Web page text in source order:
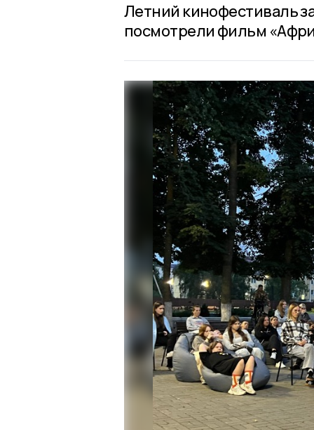
Летний кинофестиваль
посмотрели фильм